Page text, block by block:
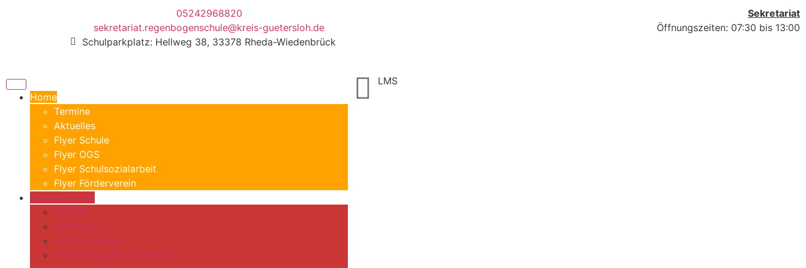
05242968820
sekretariat.regenbogenschule@kreis-guetersloh.de
Schulparkplatz: Hellweg 38, 33378 Rheda-Wiedenbrück
Sekretariat
Öffnungszeiten: 07:30 bis 13:00
Home
Termine
Aktuelles
Flyer Schule
Flyer OGS
Flyer Schulsozialarbeit
Flyer Förderverein
Unsere Schule
Leitbild
Kurzprofil
Schulrundgang
Förderkonzept der Schule
LMS